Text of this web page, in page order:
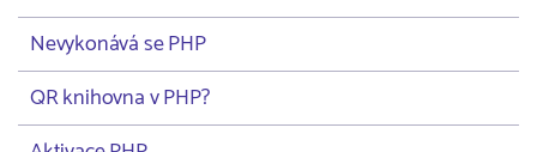
Nevykonává se PHP
QR knihovna v PHP?